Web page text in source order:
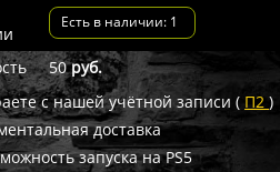
Есть в наличии: 1
50руб.
с нашей учётной записи ( П2)
доставка
запуска на PS5